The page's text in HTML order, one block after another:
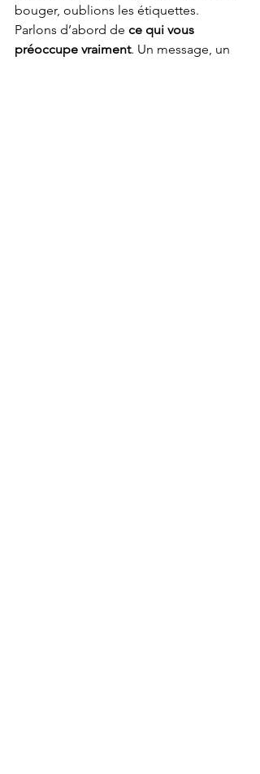
bouger, oublions les étiquettes.
Parlons d’abord de ce qui vous
préoccupe vraiment. Un message, un